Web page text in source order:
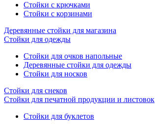
Стойки с крючками
Стойки с корзинами
Деревянные стойки для магазина
Стойки для одежды
Стойки для очков напольные
Деревянные стойки для одежды
Стойки для носков
Стойки для снеков
Стойки для печатной продукции и листовок
Стойки для буклетов